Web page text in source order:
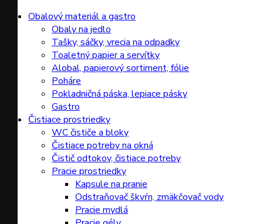
Obalový materiál a gastro
Obaly na jedlo
Tašky, sáčky, vrecia na odpadky
Toaletný papier a servítky
Alobal, papierový sortiment, fólie
Poháre
Pokladničná páska, lepiace pásky
Gastro
Čistiace prostriedky
WC čističe a bloky
Čistiace potreby na okná
Čistič odtokov, čistiace potreby
Pracie prostriedky
Kapsule na pranie
Odstraňovač škvŕn, zmäkčovač vody
Pracie mydlá